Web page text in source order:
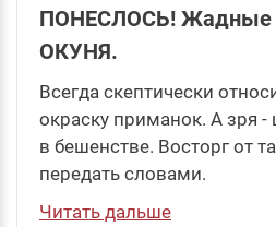
ПОНЕСЛОСЬ! Жадные
ОКУНЯ.
Всегда скептически
окраску приманок. А зря -
в бешенстве. Восторг от
передать словами.
Читать дальше